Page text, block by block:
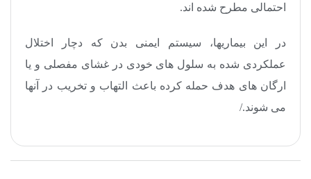
احتمالی مطرح شده اند.
در این بیماریها، سیستم ایمنی بدن که دچار اختلال
عملکردی شده به سلول های خودی در غشای مفصلی و یا
ارگان های هدف حمله کرده باعث التهاب و تخریب در آنها
می شوند./